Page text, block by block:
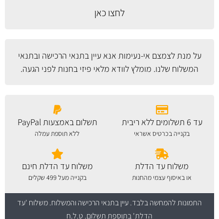
לחצו כאן
על מנת לצמצם אי-נעימות אנא עייןבתנאי הרכישה ובתנאי
המשלוח שלנו. מומלץ לוודא מלאי פיזי בחנות לפני הגעה.
עד 6 תשלומים ללא ריבית
בקנייה בכרטיס אשראי
תשלום באמצעות PayPal
ללא תוספת עמלה
משלוח עד הדלת
או באיסוף עצמי מהחנות
משלוח עד הדלת חינם
בקנייה מעל 499 שקלים
התמונות להמחשה בלבד.עיין בתנאי הרכישה והמשלוח. משלוח 'עד
הדלת' בתוספת תשלום. ט.ל.ח